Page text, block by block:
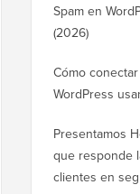
Spam en
(2026)
Cómo
WordPress
Presentamos
que responde
clientes en